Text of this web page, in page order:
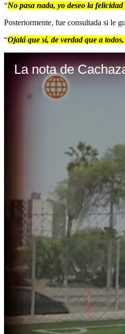
“No pasa nada, yo deseo la
Posteriormente, fue consultada si le
“Ojalá que sí, de verdad que a
La nota de